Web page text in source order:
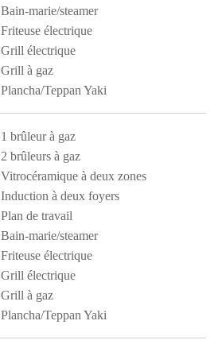
Bain-marie/steamer
Friteuse électrique
Grill électrique
Grill à gaz
Plancha/Teppan Yaki
1 brûleur à gaz
2 brûleurs à gaz
Vitrocéramique à deux zones
Induction à deux foyers
Plan de travail
Bain-marie/steamer
Friteuse électrique
Grill électrique
Grill à gaz
Plancha/Teppan Yaki